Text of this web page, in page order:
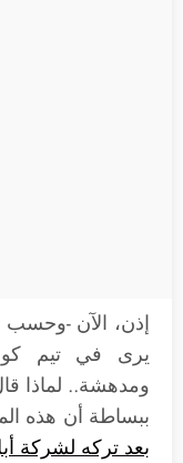
إذن، الآن -
يرى في تيم
ومدهشة.. لماذا
ببساطة أن هذه
بعد تركه لشركة